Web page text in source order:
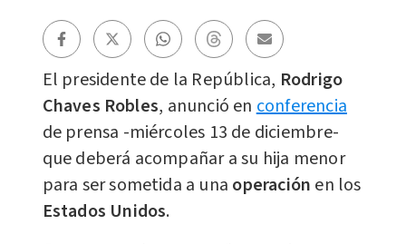
El presidente de la República, Rodrigo
Chaves Robles, anunció en conferencia
de prensa -miércoles 13 de diciembre-
que deberá acompañar a su hija menor
para ser sometida a una operación en los
Estados Unidos.